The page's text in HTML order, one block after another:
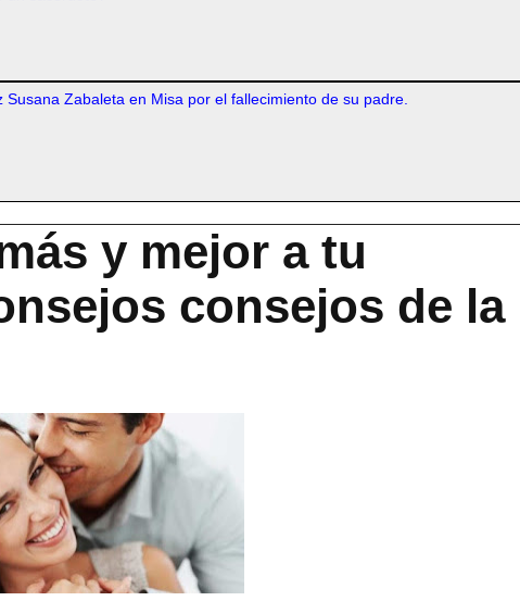
Zabaleta en Misa por el fallecimiento de su padre.
y mejor a tu
consejos de la